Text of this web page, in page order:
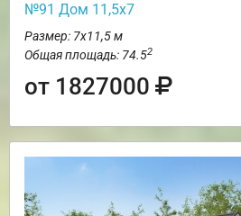
№91 Дом 11,5х7
Размер: 7х11,5 м
Общая площадь: 74.52
от 1827000